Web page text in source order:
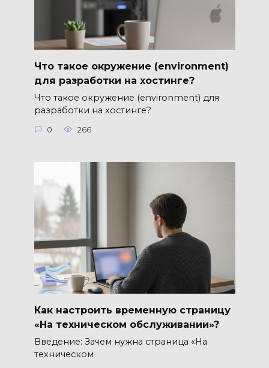
Что такое окружение (environment)
для разработки на хостинге?
Что такое окружение (environment) для
разработки на хостинге?
0 266
Как настроить временную страницу
«На техническом обслуживании»?
Введение: Зачем нужна страница «На
техническом